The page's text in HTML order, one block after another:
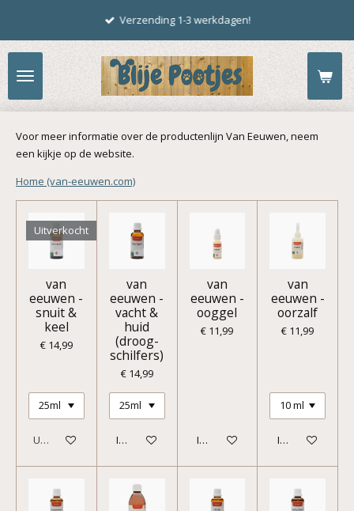
naar
de
hoofdinhoud
Verzending 1-3 werkdagen!
Voor meer informatie over de productenlijn Van Eeuwen, neem
een kijkje op de website.
Home (van-eeuwen.com)
Uitverkocht
van
eeuwen -
snuit &
keel
€ 14,99
Uitverkocht
van
eeuwen -
vacht &
huid
(droog-
schilfers)
€ 14,99
In winkelwagen
van
eeuwen -
ooggel
€ 11,99
In winkelwagen
van
eeuwen -
oorzalf
€ 11,99
In winkelwagen